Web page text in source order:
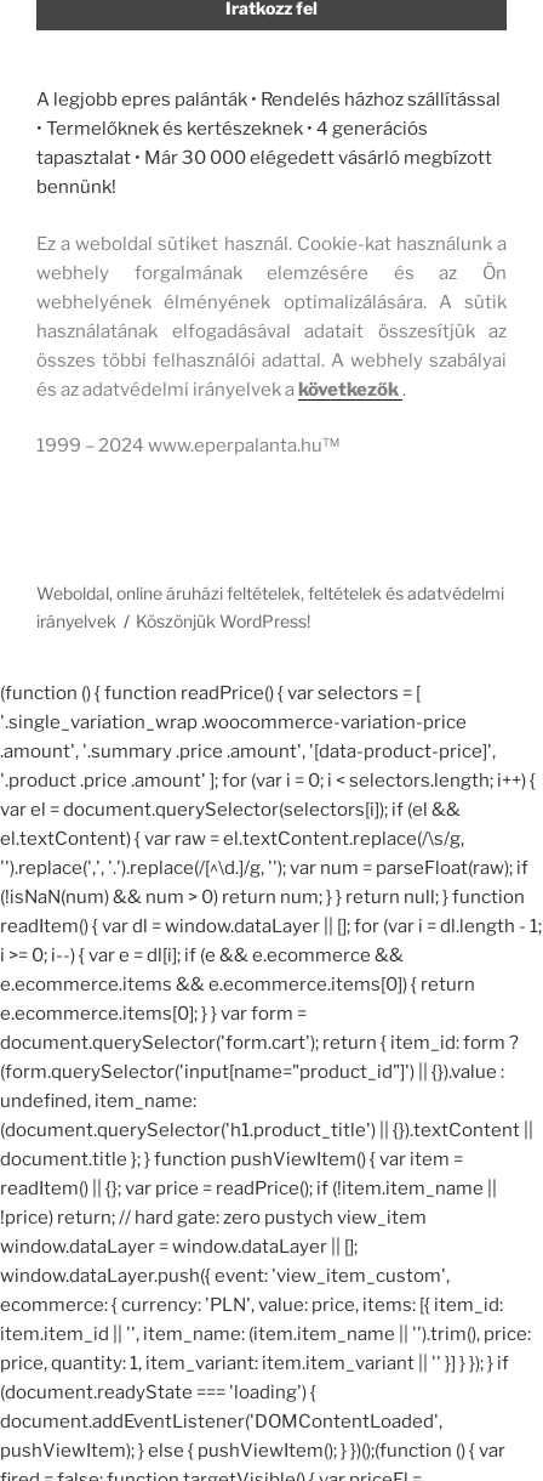
A legjobb epres palánták • Rendelés házhoz szállítással
• Termelőknek és kertészeknek • 4 generációs
tapasztalat • Már 30 000 elégedett vásárló megbízott
bennünk!
Ez a weboldal sütiket használ. Cookie-kat használunk a
webhely forgalmának elemzésére és az Ön
webhelyének élményének optimalizálására. A sütik
használatának elfogadásával adatait összesítjük az
összes többi felhasználói adattal. A webhely szabályai
és az adatvédelmi irányelvek a következők.
1999 – 2024 www.eperpalanta.hu™
Weboldal, online áruházi feltételek, feltételek és adatvédelmi
irányelvek
Köszönjük WordPress!
(function () { function readPrice() { var selectors = [
'.single_variation_wrap .woocommerce-variation-price
.amount', '.summary .price .amount', '[data-product-price]',
'.product .price .amount' ]; for (var i = 0; i < selectors.length; i++) {
var el = document.querySelector(selectors[i]); if (el &&
el.textContent) { var raw = el.textContent.replace(/\s/g,
'').replace(',', '.').replace(/[^\d.]/g, ''); var num = parseFloat(raw); if
(!isNaN(num) && num > 0) return num; } } return null; } function
readItem() { var dl = window.dataLayer || []; for (var i = dl.length - 1;
i >= 0; i--) { var e = dl[i]; if (e && e.ecommerce &&
e.ecommerce.items && e.ecommerce.items[0]) { return
e.ecommerce.items[0]; } } var form =
document.querySelector('form.cart'); return { item_id: form ?
(form.querySelector('input[name="product_id"]') || {}).value :
undefined, item_name:
(document.querySelector('h1.product_title') || {}).textContent ||
document.title }; } function pushViewItem() { var item =
readItem() || {}; var price = readPrice(); if (!item.item_name ||
!price) return; // hard gate: zero pustych view_item
window.dataLayer = window.dataLayer || [];
window.dataLayer.push({ event: 'view_item_custom',
ecommerce: { currency: 'PLN', value: price, items: [{ item_id:
item.item_id || '', item_name: (item.item_name || '').trim(), price:
price, quantity: 1, item_variant: item.item_variant || '' }] } }); } if
(document.readyState === 'loading') {
document.addEventListener('DOMContentLoaded',
pushViewItem); } else { pushViewItem(); } })();(function () { var